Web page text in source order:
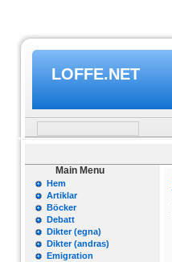
LOFFE.NET
Main Menu
Hem
Artiklar
Böcker
Debatt
Dikter (egna)
Dikter (andras)
Emigration